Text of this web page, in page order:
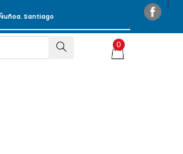
Santiago